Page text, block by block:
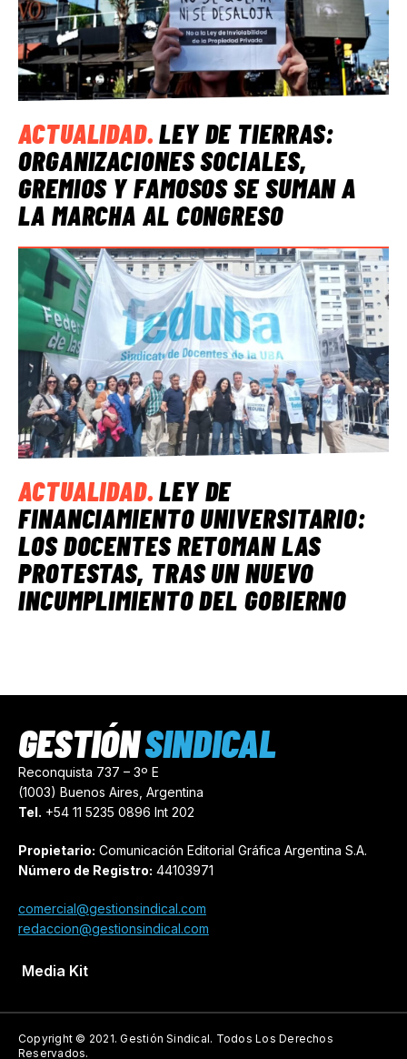
ACTUALIDAD.LEY DE TIERRAS:
ORGANIZACIONES SOCIALES,
GREMIOS Y FAMOSOS SE SUMAN A
LA MARCHA AL CONGRESO
ACTUALIDAD.LEY DE
FINANCIAMIENTO UNIVERSITARIO:
LOS DOCENTES RETOMAN LAS
PROTESTAS, TRAS UN NUEVO
INCUMPLIMIENTO DEL GOBIERNO
Reconquista 737 – 3º E
(1003) Buenos Aires, Argentina
Tel. +54 11 5235 0896 Int 202
Propietario: Comunicación Editorial Gráfica Argentina S.A.
Número de Registro: 44103971
comercial@gestionsindical.com
redaccion@gestionsindical.com
Media Kit
GESTIÓNSINDICAL
Copyright © 2021.Gestión Sindical. Todos Los Derechos
Reservados.